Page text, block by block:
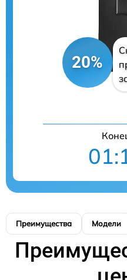
20%
Преимущества Модели